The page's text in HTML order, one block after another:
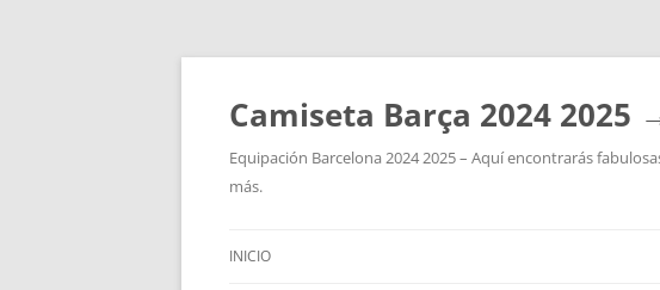
Camiseta Barça 2024 2025
Equipación Barcelona 2024 2025 – Aquí encontrarás
más.
INICIO